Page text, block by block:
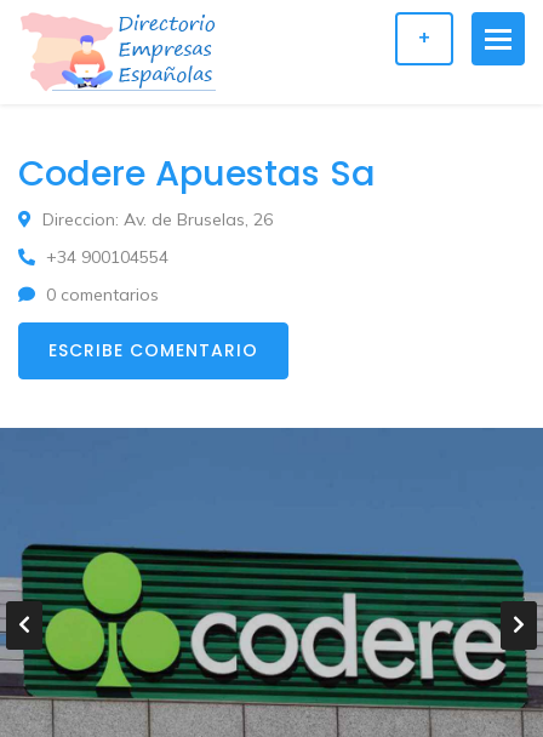
+
Codere Apuestas Sa
Direccion: Av. de Bruselas, 26
+34 900104554
0 comentarios
ESCRIBE COMENTARIO